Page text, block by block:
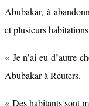
Abubakar, à
et plusieurs
« Je n’ai eu d’autre
Abubakar à Reuters.
« Des habitants sont